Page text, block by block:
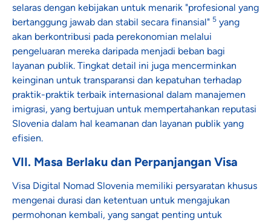
selaras dengan kebijakan untuk menarik "profesional yang
bertanggung jawab dan stabil secara finansial" 5 yang
akan berkontribusi pada perekonomian melalui
pengeluaran mereka daripada menjadi beban bagi
layanan publik. Tingkat detail ini juga mencerminkan
keinginan untuk transparansi dan kepatuhan terhadap
praktik-praktik terbaik internasional dalam manajemen
imigrasi, yang bertujuan untuk mempertahankan reputasi
Slovenia dalam hal keamanan dan layanan publik yang
efisien.
VII. Masa Berlaku dan Perpanjangan Visa
Visa Digital Nomad Slovenia memiliki persyaratan khusus
mengenai durasi dan ketentuan untuk mengajukan
permohonan kembali, yang sangat penting untuk